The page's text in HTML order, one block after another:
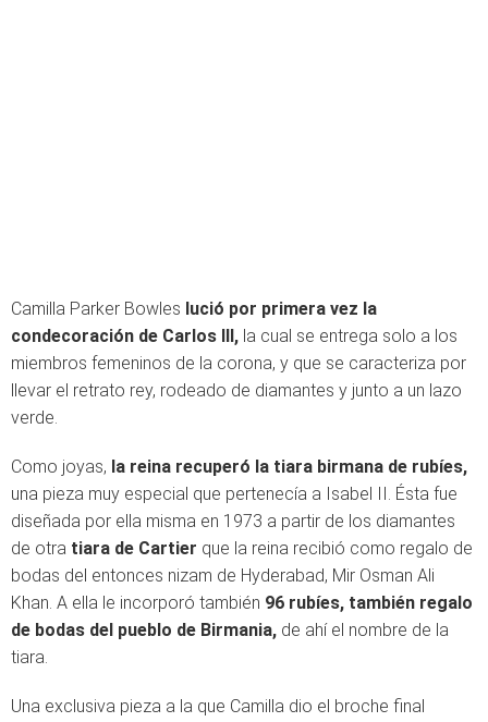
Camilla Parker Bowles lució por primera vez la
condecoración de Carlos III, la cual se entrega solo a los
miembros femeninos de la corona, y que se caracteriza por
llevar el retrato rey, rodeado de diamantes y junto a un lazo
verde.
Como joyas, la reina recuperó la tiara birmana de rubíes,
una pieza muy especial que pertenecía a Isabel II. Ésta fue
diseñada por ella misma en 1973 a partir de los diamantes
de otra tiara de Cartier que la reina recibió como regalo de
bodas del entonces nizam de Hyderabad, Mir Osman Ali
Khan. A ella le incorporó también 96 rubíes, también regalo
de bodas del pueblo de Birmania, de ahí el nombre de la
tiara.
Una exclusiva pieza a la que Camilla dio el broche final